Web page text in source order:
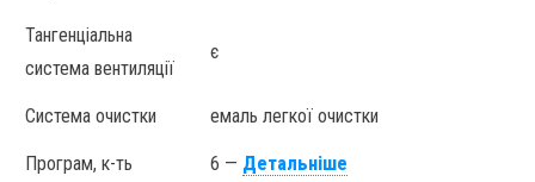
Тангенціальна
система вентиляції
є
Система очистки емаль легкої очистки
Програм, к-ть 6 — Детальніше